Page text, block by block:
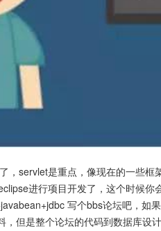
，servlet是重点，像现在的一些
进行项目开发了，这个时候
写个bbs论坛吧，如
但是整个论坛的代码到数据库设